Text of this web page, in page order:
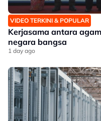
VIDEO TERKINI & POPULAR
Kerjasama antara
negara bangsa
1 day ago